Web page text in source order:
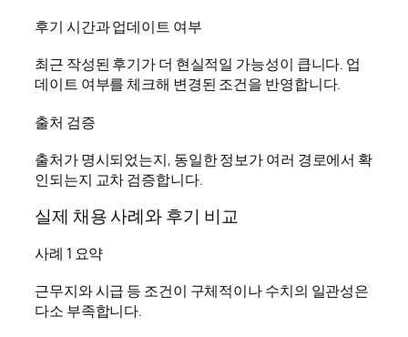
후기 시간과 업데이트 여부
최근 작성된 후기가 더 현실적일 가능성이 큽니다. 업
데이트 여부를 체크해 변경된 조건을 반영합니다.
출처 검증
출처가 명시되었는지, 동일한 정보가 여러 경로에서 확
인되는지 교차 검증합니다.
실제 채용 사례와 후기 비교
사례 1 요약
근무지와 시급 등 조건이 구체적이나 수치의 일관성은
다소 부족합니다.